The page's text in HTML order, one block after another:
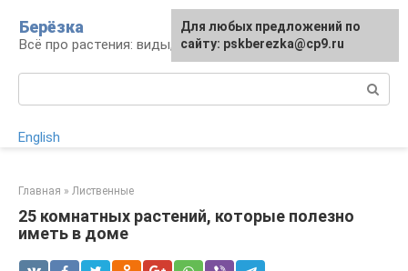
контенту
Берёзка
Всё про растения: виды, выращивание, уход
English
Главная » Лиственные
25 комнатных растений, которые полезно
иметь в доме
Для любых предложений по
сайту: pskberezka@cp9.ru